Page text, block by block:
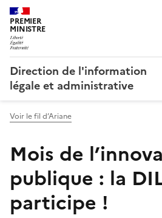
PREMIER
MINISTRE
Direction de l'information
légale et administrative
Voir le fil d’Ariane
Mois de
publique : la
participe !